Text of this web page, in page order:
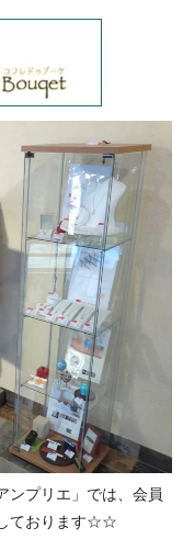
ンプリエ」では、会員
ております☆☆